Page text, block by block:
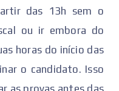
das 13h sem o
ou ir embora do
horas do início das
o candidato. Isso